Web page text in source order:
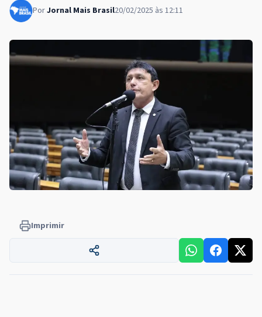
PorJornal Mais Brasil20/02/2025 às 12:11
Imprimir